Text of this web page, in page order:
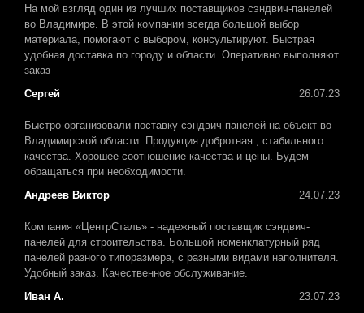
На мой взгляд один из лучших поставщиков сэндвич-панелей
во Владимире. В этой компании всегда большой выбор
материала, помогают с выбором, консультируют. Быстрая
удобная доставка по городу и области. Оперативно выполняют
заказ
Сергей
26.07.23
Быстро организовали поставку сэндвич панелей на объект во
Владимирской области. Продукция добротная , стабильного
качества. Хорошее соотношение качества и цены. Будем
обращаться при необходимости.
Андреев Виктор
24.07.23
Компания «ЦентрСталь» - надежный поставщик сэндвич-
панелей для строительства. Большой номенклатурный ряд
панелей разного типоразмера, с разными видами наполнителя.
Удобный заказ. Качественное обслуживание.
Иван А.
23.07.23